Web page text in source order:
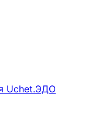
Uchet.ЭДО